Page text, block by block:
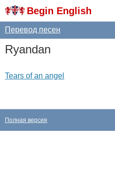
Begin English
Перевод песен
Ryandan
Tears of an angel
Полная версия